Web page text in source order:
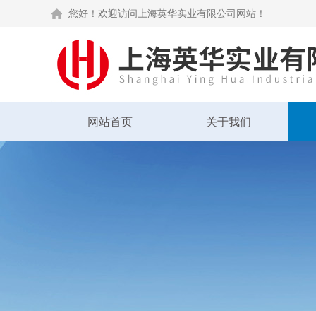
您好！欢迎访问上海英华实业有限公司网站！
网站首页 关于我们